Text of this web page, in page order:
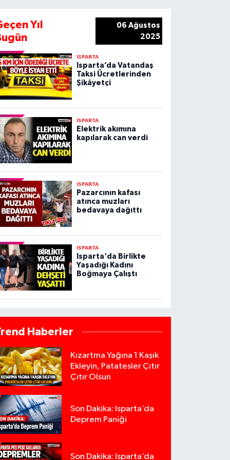
Yıl
06 Ağustos
2025
ISPARTA
Isparta’da Vatandaş
Taksi Ücretlerinden
Şikâyetçi
ISPARTA
Elektrik akımına
kapılarak can verdi
ISPARTA
Pazarcının kafası
atınca muzları
bedavaya dağıttı
ISPARTA
Isparta'da Birlikte
Yaşadığı Kadını
Boğmaya Çalıştı
Haberler
Kızartma Yağına 1 Kaşık
Ekleyin, Patatesler Çıtır
Çıtır Olsun
Son Dakika: Isparta’da
Deprem Paniği
Son Dakika: Isparta’da